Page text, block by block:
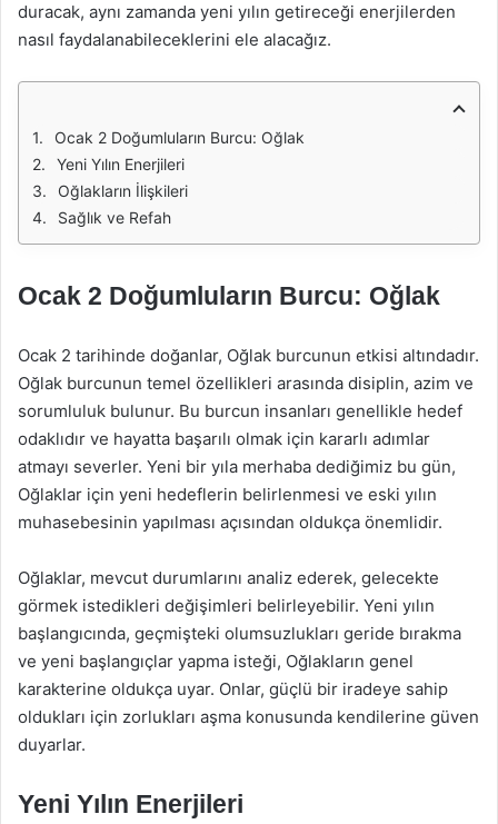
duracak, aynı zamanda yeni yılın getireceği enerjilerden
nasıl faydalanabileceklerini ele alacağız.
Ocak 2 Doğumluların Burcu: Oğlak
Yeni Yılın Enerjileri
Oğlakların İlişkileri
Sağlık ve Refah
Ocak 2 Doğumluların Burcu: Oğlak
Ocak 2 tarihinde doğanlar, Oğlak burcunun etkisi altındadır.
Oğlak burcunun temel özellikleri arasında disiplin, azim ve
sorumluluk bulunur. Bu burcun insanları genellikle hedef
odaklıdır ve hayatta başarılı olmak için kararlı adımlar
atmayı severler. Yeni bir yıla merhaba dediğimiz bu gün,
Oğlaklar için yeni hedeflerin belirlenmesi ve eski yılın
muhasebesinin yapılması açısından oldukça önemlidir.
Oğlaklar, mevcut durumlarını analiz ederek, gelecekte
görmek istedikleri değişimleri belirleyebilir. Yeni yılın
başlangıcında, geçmişteki olumsuzlukları geride bırakma
ve yeni başlangıçlar yapma isteği, Oğlakların genel
karakterine oldukça uyar. Onlar, güçlü bir iradeye sahip
oldukları için zorlukları aşma konusunda kendilerine güven
duyarlar.
Yeni Yılın Enerjileri